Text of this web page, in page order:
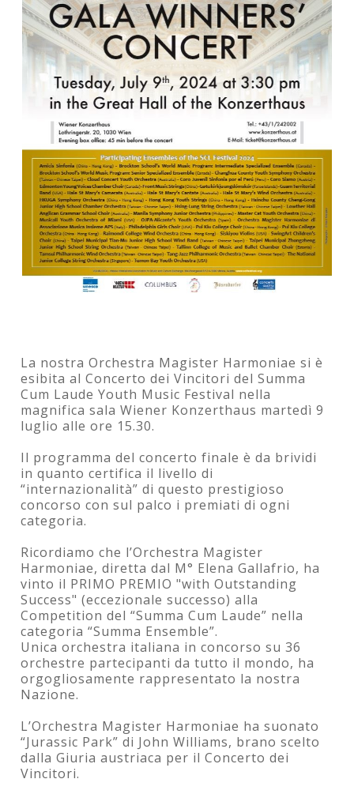
La nostra Orchestra Magister Harmoniae si è
esibita al Concerto dei Vincitori del Summa
Cum Laude Youth Music Festival nella
magnifica sala Wiener Konzerthaus martedì 9
luglio alle ore 15.30.
Il programma del concerto finale è da brividi
in quanto certifica il livello di
“internazionalità” di questo prestigioso
concorso con sul palco i premiati di ogni
categoria.
Ricordiamo che l’Orchestra Magister
Harmoniae, diretta dal M° Elena Gallafrio, ha
vinto il PRIMO PREMIO "with Outstanding
Success" (eccezionale successo) alla
Competition del “Summa Cum Laude” nella
categoria “Summa Ensemble”.
Unica orchestra italiana in concorso su 36
orchestre partecipanti da tutto il mondo, ha
orgogliosamente rappresentato la nostra
Nazione.
L’Orchestra Magister Harmoniae ha suonato
“Jurassic Park” di John Williams, brano scelto
dalla Giuria austriaca per il Concerto dei
Vincitori.